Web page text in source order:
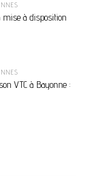
mise à disposition
VTC à Bayonne :